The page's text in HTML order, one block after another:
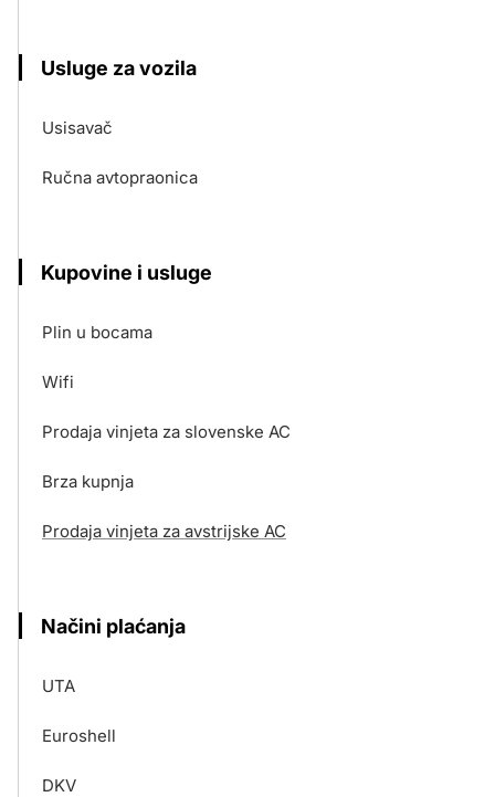
Usluge za vozila
Usisavač
Ručna avtopraonica
Kupovine i usluge
Plin u bocama
Wifi
Prodaja vinjeta za slovenske AC
Brza kupnja
Prodaja vinjeta za avstrijske AC
Načini plaćanja
UTA
Euroshell
DKV